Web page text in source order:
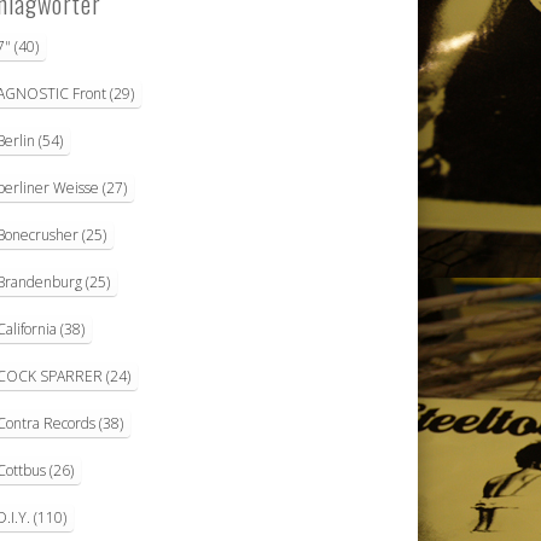
(40)
Front(29)
(54)
Weisse (27)
(25)
(25)
(38)
SPARRER (24)
Records(38)
(26)
(110)